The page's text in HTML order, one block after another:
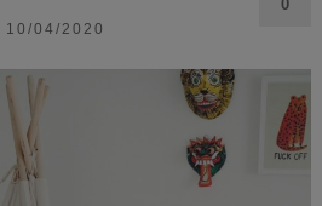
10/04/2020
0